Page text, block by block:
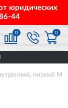
юридических
44
0 0
низкий